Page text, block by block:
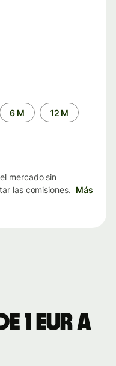
6 M 12 M
mercado sin
las comisiones. Más
1 EUR a